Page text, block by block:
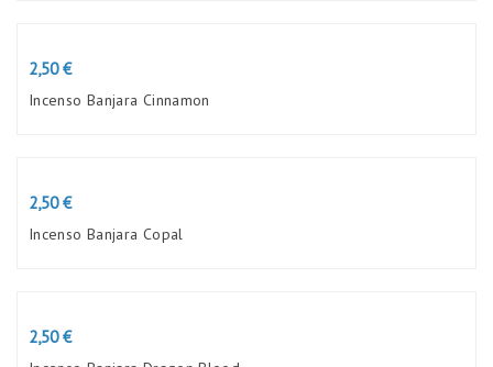
Preço
2,50 €
Incenso Banjara Cinnamon
Preço
2,50 €
Incenso Banjara Copal
Preço
2,50 €